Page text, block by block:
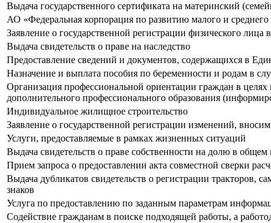
Выдача государственного сертификата на материнский
АО «Федеральная корпорация по развитию малого и среднего
Заявление о государственной регистрации физического
Выдача свидетельств о праве на наследство
Предоставление сведений и документов, содержащихся в
Назначение и выплата пособия по беременности и родам в
Организация профессиональной ориентации граждан в
дополнительного профессионального образования
Индивидуальное жилищное строительство
Заявление о государственной регистрации изменений,
Услуги, предоставляемые в рамках жизненных ситуаций
Выдача свидетельств о праве собственности на долю в
Прием запроса о предоставлении акта совместной сверки
Выдача дубликатов свидетельств о регистрации
знаков
Услуга по предоставлению по заданным параметрам
Содействие гражданам в поиске подходящей работы, а